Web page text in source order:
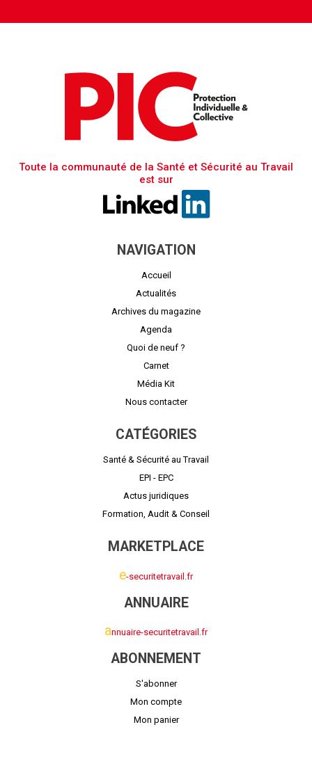
Toute la communauté de la Santé et Sécurité au Travail
est sur
NAVIGATION
Accueil
Actualités
Archives du magazine
Agenda
Quoi de neuf ?
Carnet
Média Kit
Nous contacter
CATÉGORIES
Santé & Sécurité au Travail
EPI - EPC
Actus juridiques
Formation, Audit & Conseil
MARKETPLACE
e-securitetravail.fr
ANNUAIRE
annuaire-securitetravail.fr
ABONNEMENT
S'abonner
Mon compte
Mon panier